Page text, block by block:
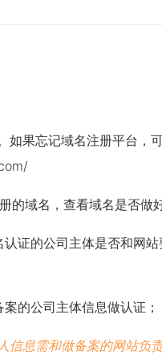
如果忘记域名注册平台
的域名，查看域名是否做
证的公司主体是否和网
的公司主体信息做认证；
信息需和做备案的网站负